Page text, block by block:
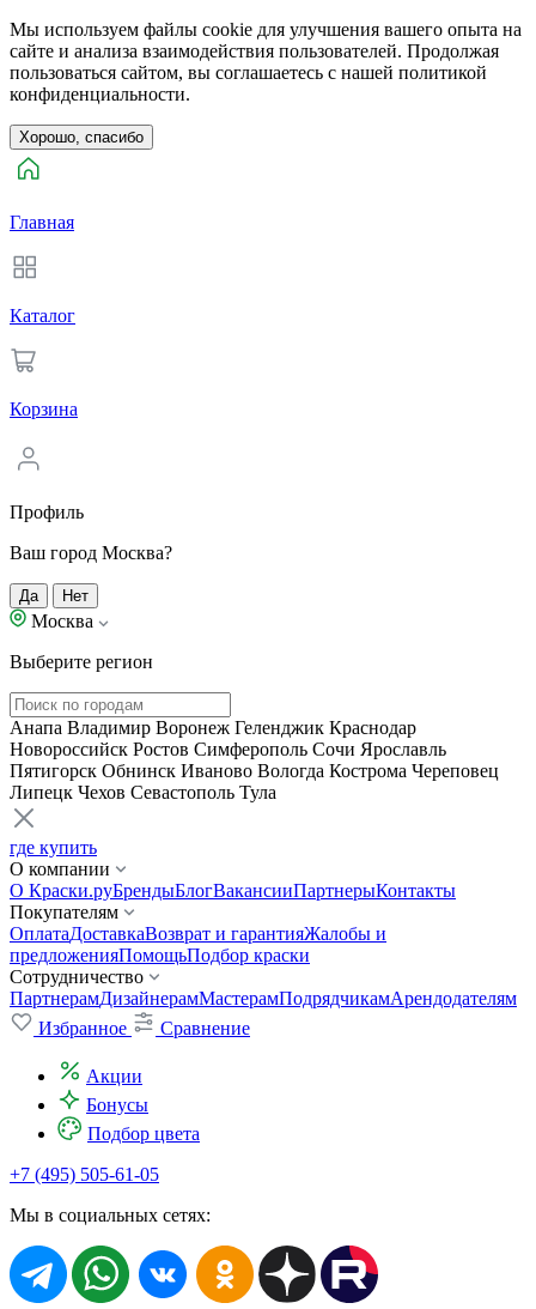
Мы используем файлы cookie для улучшения вашего опыта на
сайте и анализа взаимодействия пользователей. Продолжая
пользоваться сайтом, вы соглашаетесь с нашей политикой
конфиденциальности.
Хорошо, спасибо
Главная
Каталог
Корзина
Профиль
Ваш город Москва?
Да Нет
Москва
Выберите регион
Анапа Владимир Воронеж Геленджик Краснодар
Новороссийск Ростов Симферополь Сочи Ярославль
Пятигорск Обнинск Иваново Вологда Кострома Череповец
Липецк Чехов Севастополь Тула
где купить
О компании
О Краски.руБрендыБлогВакансииПартнерыКонтакты
Покупателям
ОплатаДоставкаВозврат и гарантияЖалобы и
предложенияПомощьПодбор краски
Сотрудничество
ПартнерамДизайнерамМастерамПодрядчикамАрендодателям
Избранное
Сравнение
Акции
Бонусы
Подбор цвета
+7 (495) 505-61-05
Мы в социальных сетях: